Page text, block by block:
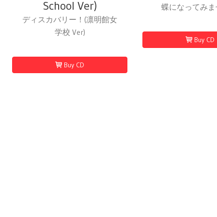
School Ver)
ディスカバリー！(凛明館女
学校 Ver)
Buy CD
蝶になってみ
Buy CD